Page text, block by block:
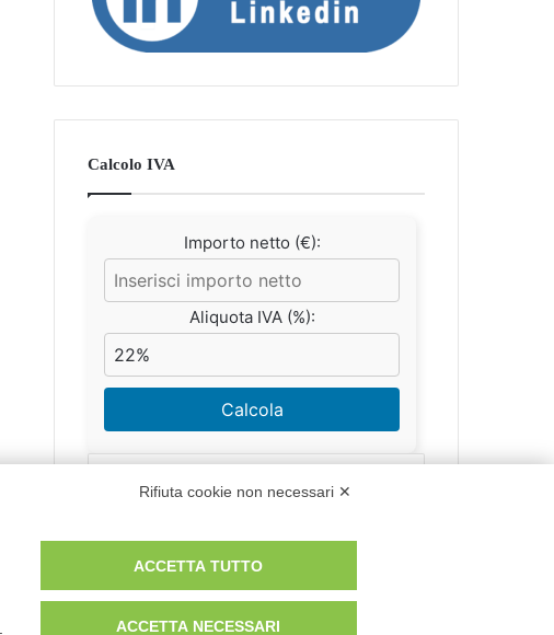
Calcolo IVA
Importo netto (€):
Aliquota IVA (%):
Calcola
Scorporo IVA
Importo lordo (€):
Rifiuta cookie non necessari ✕
ACCETTA TUTTO
ACCETTA NECESSARI